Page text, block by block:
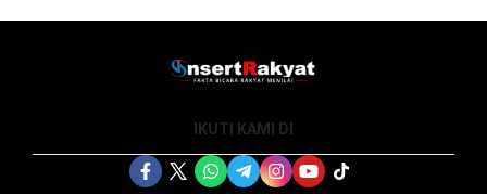
IKUTI KAMI DI